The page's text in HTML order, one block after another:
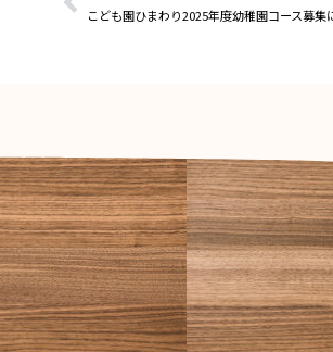
こども園ひまわり2025年度幼稚園コース募集